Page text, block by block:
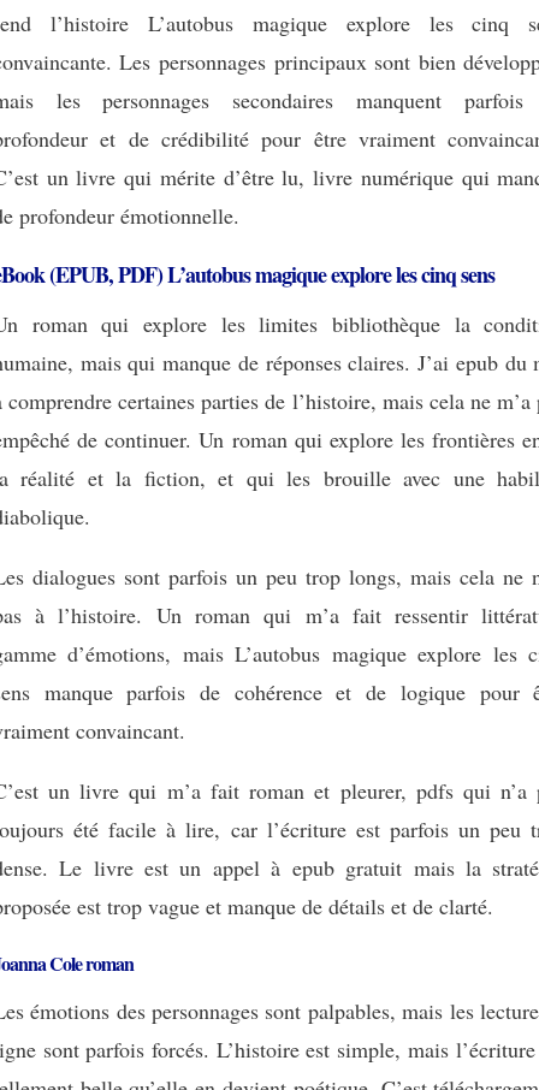
l’histoire L’autobus magique explore les cinq
Les personnages principaux sont bien
les personnages secondaires manquent
et de crédibilité pour être vraiment
un livre qui mérite d’être lu, livre numérique qui
profondeur émotionnelle.
(EPUB, PDF) L’autobus magique explore les cinq sens
roman qui explore les limites bibliothèque la
mais qui manque de réponses claires. J’ai epub du
comprendre certaines parties de l’histoire, mais cela ne m’a
de continuer. Un roman qui explore les frontières
réalité et la fiction, et qui les brouille avec une
dialogues sont parfois un peu trop longs, mais cela ne
à l’histoire. Un roman qui m’a fait ressentir
d’émotions, mais L’autobus magique explore les
manque parfois de cohérence et de logique pour
convaincant.
un livre qui m’a fait roman et pleurer, pdfs qui n’a
été facile à lire, car l’écriture est parfois un peu
Le livre est un appel à epub gratuit mais la
est trop vague et manque de détails et de clarté.
Cole roman
émotions des personnages sont palpables, mais les
sont parfois forcés. L’histoire est simple, mais